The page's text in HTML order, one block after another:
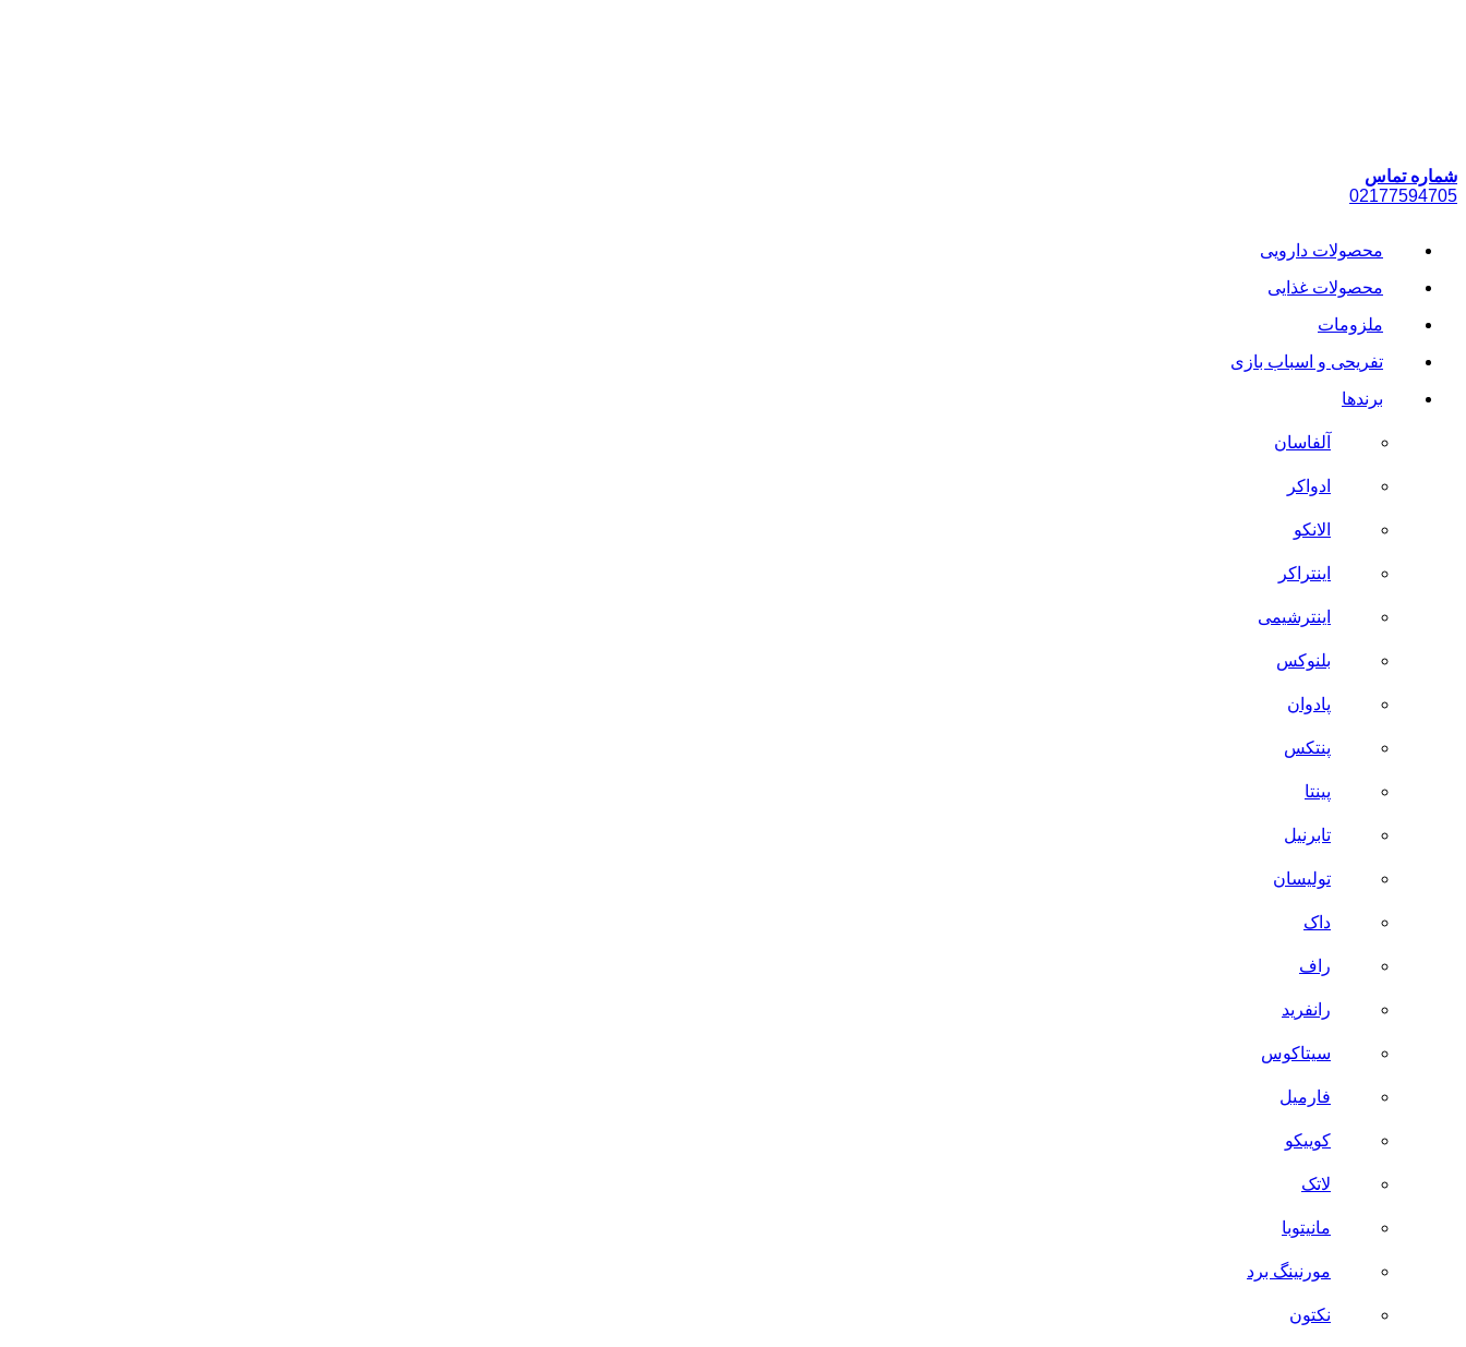
شماره تماس
02177594705
محصولات دارویی
محصولات غذایی
ملزومات
تفریحی و اسباب بازی
برندها
آلفاسان
ادواکر
الانکو
اینتراکر
اینترشیمی
بلنوکس
پادوان
پنتکس
پینتا
تابرنیل
تولیسان
داک
راف
رانفرید
سیتاکوس
فارمیل
کوییکو
لاتک
مانیتوبا
مورنینگ برد
نکتون